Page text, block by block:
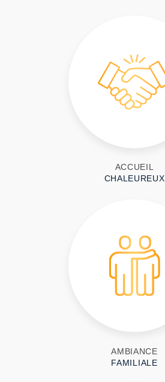
ACCUEIL
CHALEUREUX
AMBIANCE
FAMILIALE